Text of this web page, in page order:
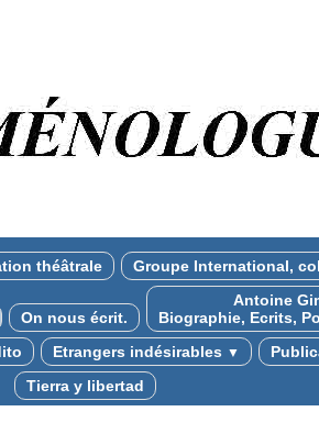
théâtrale Groupe International,
On nous écrit.
Antoine
Biographie, Ecrits,
Etrangers indésirables ▼
Tierra y libertad